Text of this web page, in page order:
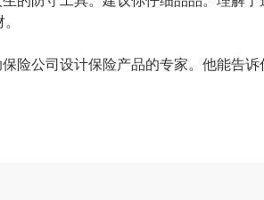
险公司设计保险产品的专家。他能告